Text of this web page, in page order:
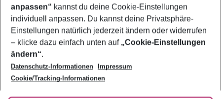
Footer
Footer navigation
Über uns
AGB
Bestpreisgarantie
Cookie-Einstellungen ändern
Cookie-Richtlinie
Agenturbetreuung
Barrierefreies Reisen
Folge uns
anpassen“ kannst du deine Cookie-Einstellungen
individuell anpassen. Du kannst deine Privatsphäre-
Einstellungen natürlich jederzeit ändern oder widerrufen
– klicke dazu einfach unten auf „Cookie-Einstellungen
ändern“.
Datenschutz-Informationen
Impressum
Cookie/Tracking-Informationen